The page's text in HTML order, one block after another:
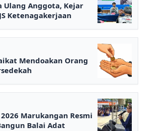
Ulang Anggota, Kejar
Ketenagakerjaan
Mendoakan Orang
Marukangan Resmi
Balai Adat